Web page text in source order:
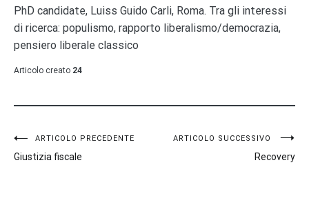
PhD candidate, Luiss Guido Carli, Roma. Tra gli interessi
di ricerca: populismo, rapporto liberalismo/democrazia,
pensiero liberale classico
Articolo creato 24
Navigazione
articoli
ARTICOLO PRECEDENTE
Giustizia fiscale
ARTICOLO SUCCESSIVO
Recovery